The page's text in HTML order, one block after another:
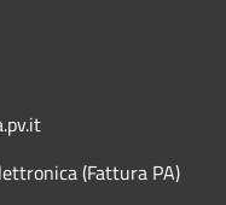
(Fattura PA)